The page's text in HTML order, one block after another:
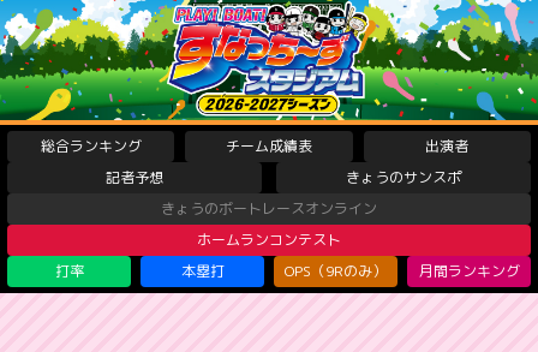
総合ランキング チーム成績表
出演者
記者予想
きょうのサンスポ
きょうのボートレースオンライン
ホームランコンテスト
打率
本塁打 OPS（9Rのみ） 月間ランキング